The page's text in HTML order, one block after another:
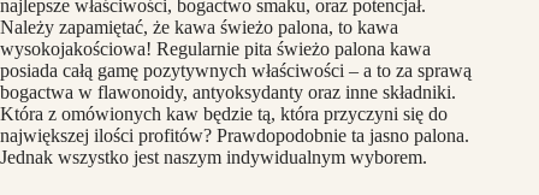
najlepsze właściwości, bogactwo smaku, oraz potencjał.
Należy zapamiętać, że kawa świeżo palona, to kawa
wysokojakościowa! Regularnie pita świeżo palona kawa
posiada całą gamę pozytywnych właściwości – a to za sprawą
bogactwa w flawonoidy, antyoksydanty oraz inne składniki.
Która z omówionych kaw będzie tą, która przyczyni się do
największej ilości profitów? Prawdopodobnie ta jasno palona.
Jednak wszystko jest naszym indywidualnym wyborem.